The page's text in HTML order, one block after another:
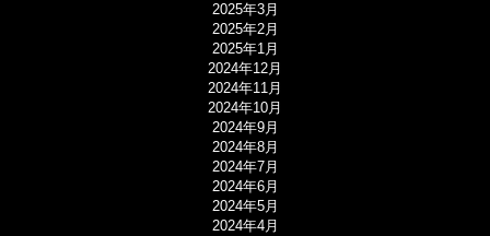
2025年3月
2025年2月
2025年1月
2024年12月
2024年11月
2024年10月
2024年9月
2024年8月
2024年7月
2024年6月
2024年5月
2024年4月